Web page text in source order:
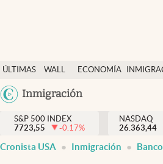
ÚLTIMAS
NOTICIAS
WALL
Y
DÓLAR
ECONOMÍA
Inmigración
Finanzas y economía
Wall Street y dólar
Inmigración
S&P 500 INDEX
7723,55
-0.17%
NASDAQ
26.363,44
Cronista USA Inmigración